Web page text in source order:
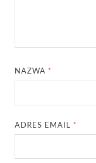
NAZWA *
ADRES EMAIL *